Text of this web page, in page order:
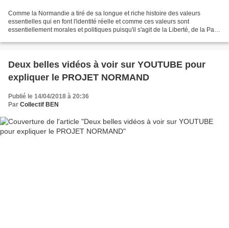
Comme la Normandie a tiré de sa longue et riche histoire des valeurs
essentielles qui en font l'identité réelle et comme ces valeurs sont
essentiellement morales et politiques puisqu'il s'agit de la Liberté, de la Paix
Deux belles vidéos à voir sur YOUTUBE pour
expliquer le PROJET NORMAND
Publié le 14/04/2018 à 20:36
Par Collectif BEN